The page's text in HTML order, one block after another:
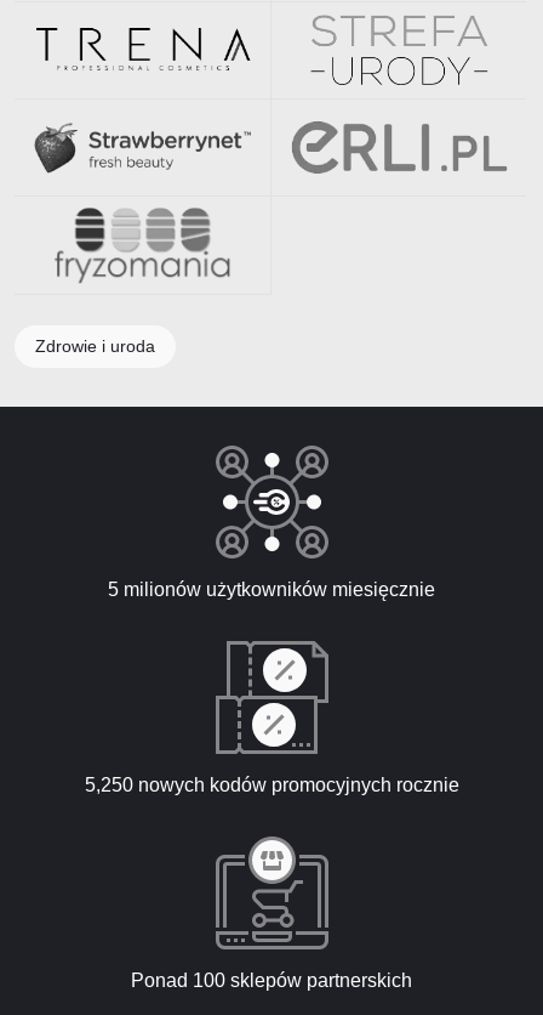
Zdrowie i uroda
5 milionów użytkowników miesięcznie
5,250 nowych kodów promocyjnych rocznie
Ponad 100 sklepów partnerskich